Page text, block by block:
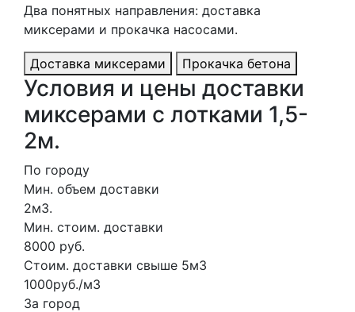
Два понятных направления: доставка
миксерами и прокачка насосами.
Доставка миксерами Прокачка бетона
Условия и цены доставки
миксерами с лотками 1,5-
2м.
По городу
Мин. объем доставки
2м3.
Мин. стоим. доставки
8000 руб.
Стоим. доставки свыше 5м3
1000руб./м3
За город